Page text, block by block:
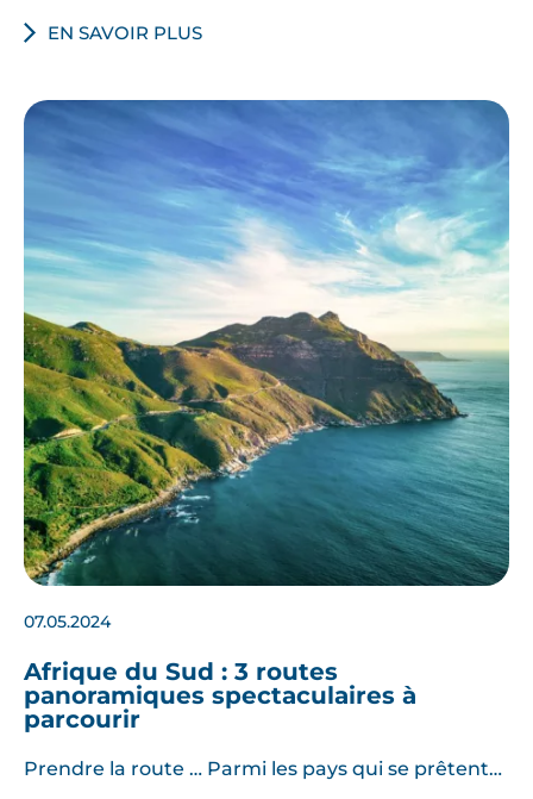
EN SAVOIR PLUS
07.05.2024
Afrique du Sud : 3 routes
panoramiques spectaculaires à
parcourir
Prendre la route … Parmi les pays qui se prêtent…